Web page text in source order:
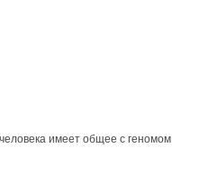
имеет общее с геномом